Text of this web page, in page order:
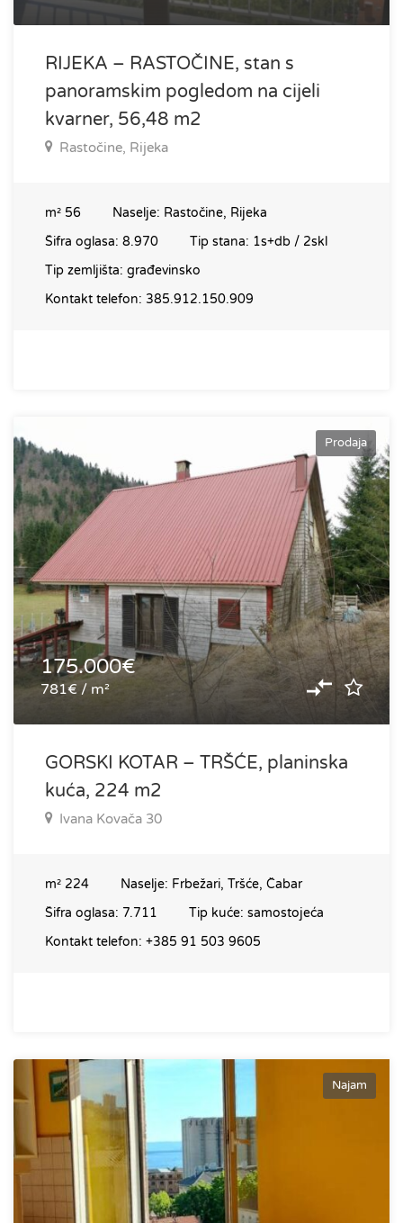
RIJEKA – RASTOČINE, stan s
panoramskim pogledom na cijeli
kvarner, 56,48 m2
Rastočine, Rijeka
m² 56 Naselje: Rastočine, Rijeka
Šifra oglasa: 8.970 Tip stana: 1s+db / 2skl
Tip zemljišta: građevinsko
Kontakt telefon: 385.912.150.909
Prodaja
175.000€
781€ / m²
GORSKI KOTAR – TRŠĆE, planinska
kuća, 224 m2
Ivana Kovača 30
m² 224 Naselje: Frbežari, Tršće, Čabar
Šifra oglasa: 7.711 Tip kuće: samostojeća
Kontakt telefon: +385 91 503 9605
Najam